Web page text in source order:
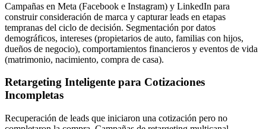
Campañas en Meta (Facebook e Instagram) y LinkedIn para
construir consideración de marca y capturar leads en etapas
tempranas del ciclo de decisión. Segmentación por datos
demográficos, intereses (propietarios de auto, familias con hijos,
dueños de negocio), comportamientos financieros y eventos de vida
(matrimonio, nacimiento, compra de casa).
Retargeting Inteligente para Cotizaciones
Incompletas
Recuperación de leads que iniciaron una cotización pero no